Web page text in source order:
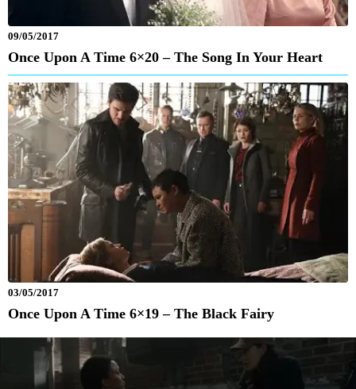
09/05/2017
Once Upon A Time 6×20 – The Song In Your Heart
03/05/2017
Once Upon A Time 6×19 – The Black Fairy